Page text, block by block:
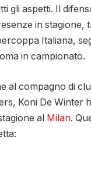
gli aspetti. Il
in stagione,
Italiana,
in campionato.
al compagno di
Koni De Winter
al Milan.